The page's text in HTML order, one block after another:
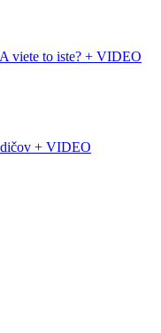
viete to iste? + VIDEO
+ VIDEO